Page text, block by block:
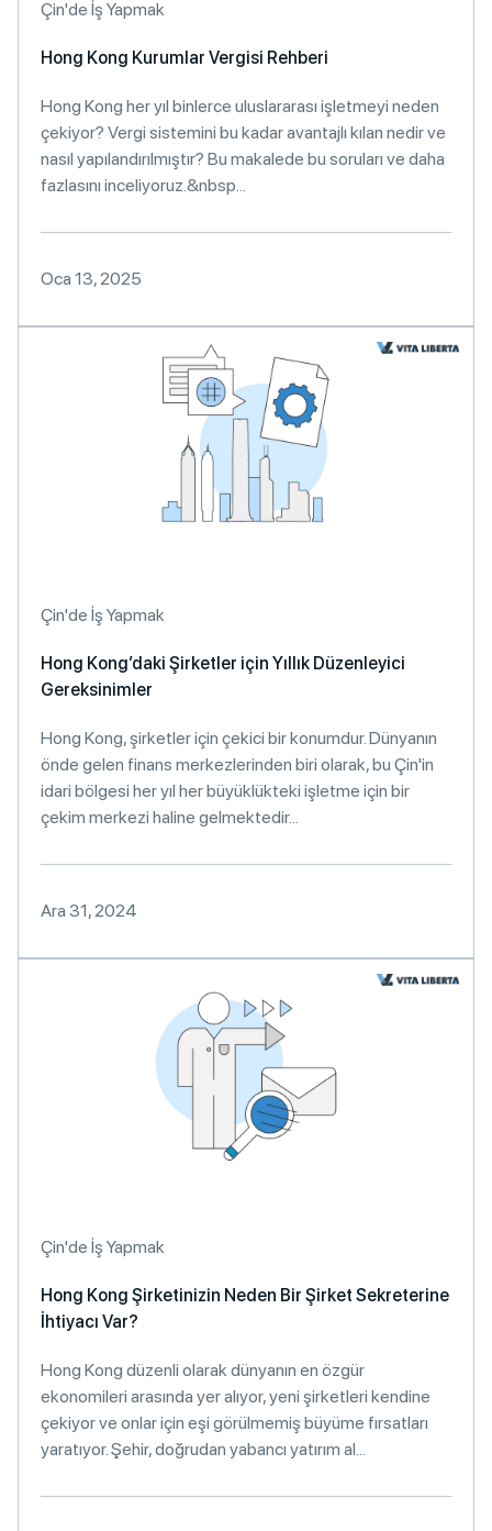
Çin'de İş Yapmak
Hong Kong Kurumlar Vergisi Rehberi
Hong Kong her yıl binlerce uluslararası işletmeyi neden
çekiyor? Vergi sistemini bu kadar avantajlı kılan nedir ve
nasıl yapılandırılmıştır? Bu makalede bu soruları ve daha
fazlasını inceliyoruz.&nbsp...
Oca 13, 2025
Çin'de İş Yapmak
Hong Kong’daki Şirketler için Yıllık Düzenleyici
Gereksinimler
Hong Kong, şirketler için çekici bir konumdur. Dünyanın
önde gelen finans merkezlerinden biri olarak, bu Çin'in
idari bölgesi her yıl her büyüklükteki işletme için bir
çekim merkezi haline gelmektedir...
Ara 31, 2024
Çin'de İş Yapmak
Hong Kong Şirketinizin Neden Bir Şirket Sekreterine
İhtiyacı Var?
Hong Kong düzenli olarak dünyanın en özgür
ekonomileri arasında yer alıyor, yeni şirketleri kendine
çekiyor ve onlar için eşi görülmemiş büyüme fırsatları
yaratıyor. Şehir, doğrudan yabancı yatırım al...